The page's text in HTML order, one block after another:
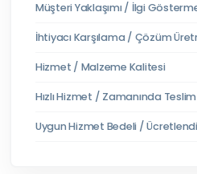
Müşteri Yaklaşımı / İlgi
İhtiyacı Karşılama / Çözüm
Hizmet / Malzeme Kalitesi
Hızlı Hizmet / Zamanında Teslim
Uygun Hizmet Bedeli /